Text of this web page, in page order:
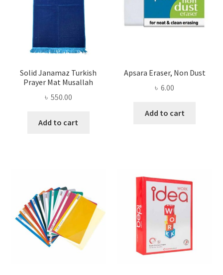
Solid Janamaz Turkish
Prayer Mat Musallah
৳ 550.00
Add to cart
Apsara Eraser, Non Dust
৳ 6.00
Add to cart